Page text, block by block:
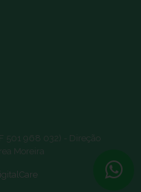
501 968 032) - Direção
Moreira